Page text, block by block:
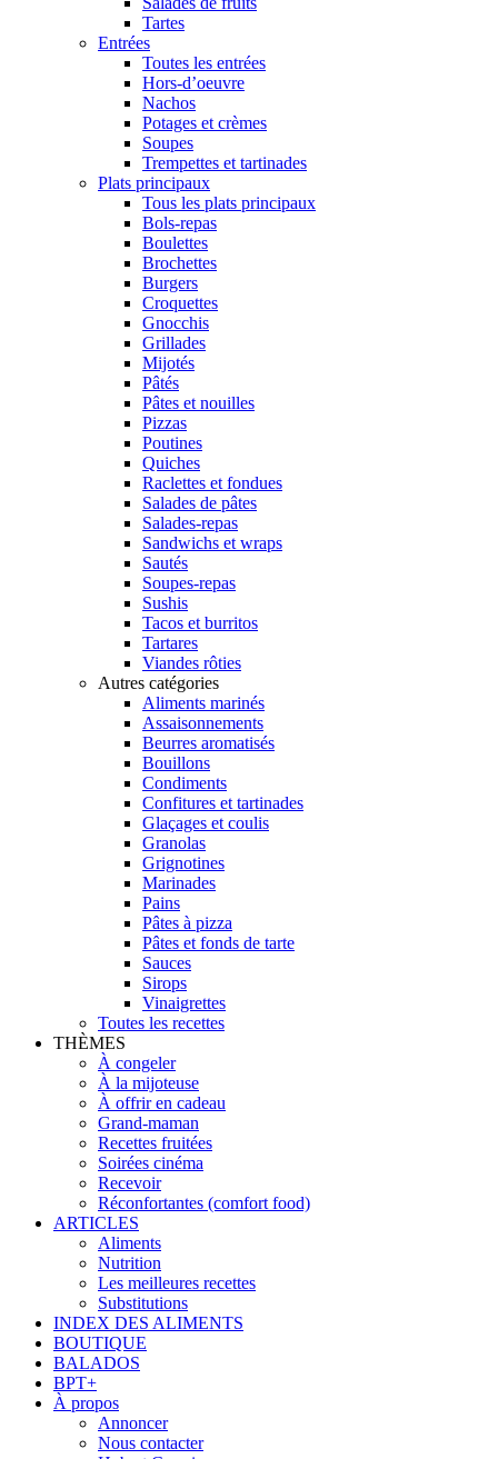
Tartes
Entrées
Toutes les entrées
Hors-d’oeuvre
Nachos
Potages et crèmes
Soupes
Trempettes et tartinades
Plats principaux
Tous les plats principaux
Bols-repas
Boulettes
Brochettes
Burgers
Croquettes
Gnocchis
Grillades
Mijotés
Pâtés
Pâtes et nouilles
Pizzas
Poutines
Quiches
Raclettes et fondues
Salades de pâtes
Salades-repas
Sandwichs et wraps
Sautés
Soupes-repas
Sushis
Tacos et burritos
Tartares
Viandes rôties
Autres catégories
Aliments marinés
Assaisonnements
Beurres aromatisés
Bouillons
Condiments
Confitures et tartinades
Glaçages et coulis
Granolas
Grignotines
Marinades
Pains
Pâtes à pizza
Pâtes et fonds de tarte
Sauces
Sirops
Vinaigrettes
Toutes les recettes
THÈMES
À congeler
À la mijoteuse
À offrir en cadeau
Grand-maman
Recettes fruitées
Soirées cinéma
Recevoir
Réconfortantes (comfort food)
ARTICLES
Aliments
Nutrition
Les meilleures recettes
Substitutions
INDEX DES ALIMENTS
BOUTIQUE
BALADOS
BPT+
À propos
Annoncer
Nous contacter